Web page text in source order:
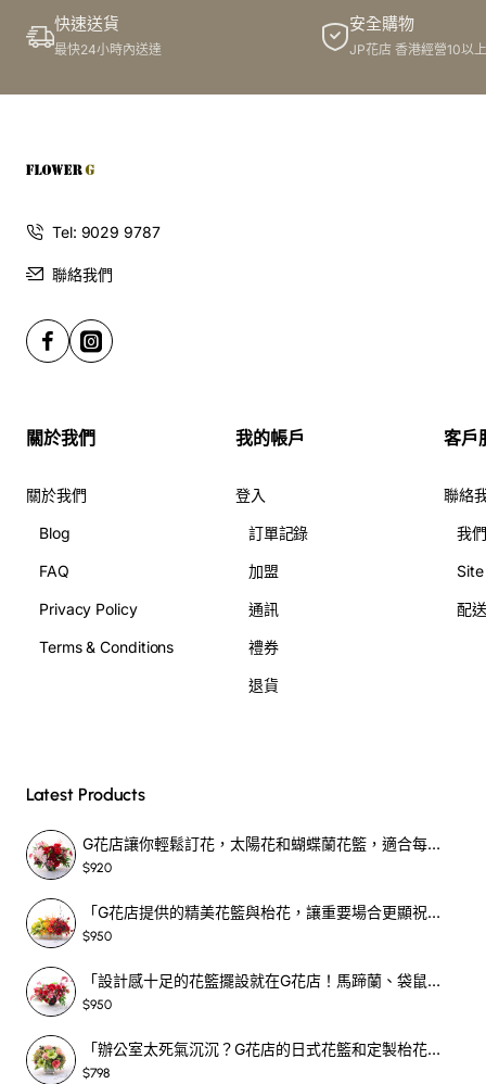
快速送貨
最快24小時內送達
安全購物
JP花店 香港經營10以
Tel: 9029 9787
聯絡我們
關於我們
關於我們
Blog
FAQ
Privacy Policy
Terms & Conditions
我的帳戶
登入
訂單記錄
加盟
通訊
禮券
退貨
客戶
聯絡
我
配
Latest Products
G花店讓你輕鬆訂花，太陽花和蝴蝶蘭花籃，適合每個重要時刻！-SF390
$920
「G花店提供的精美花籃與枱花，讓重要場合更顯祝賀與喜悅，適合各種用場！」-SF398
$950
「設計感十足的花籃擺設就在G花店！馬蹄蘭、袋鼠爪、罌粟花，為你的重大場合增光添彩！」-SF209
$950
「辦公室太死氣沉沉？G花店的日式花籃和定製枱花，為你帶來新鮮感！」-SF465
$798